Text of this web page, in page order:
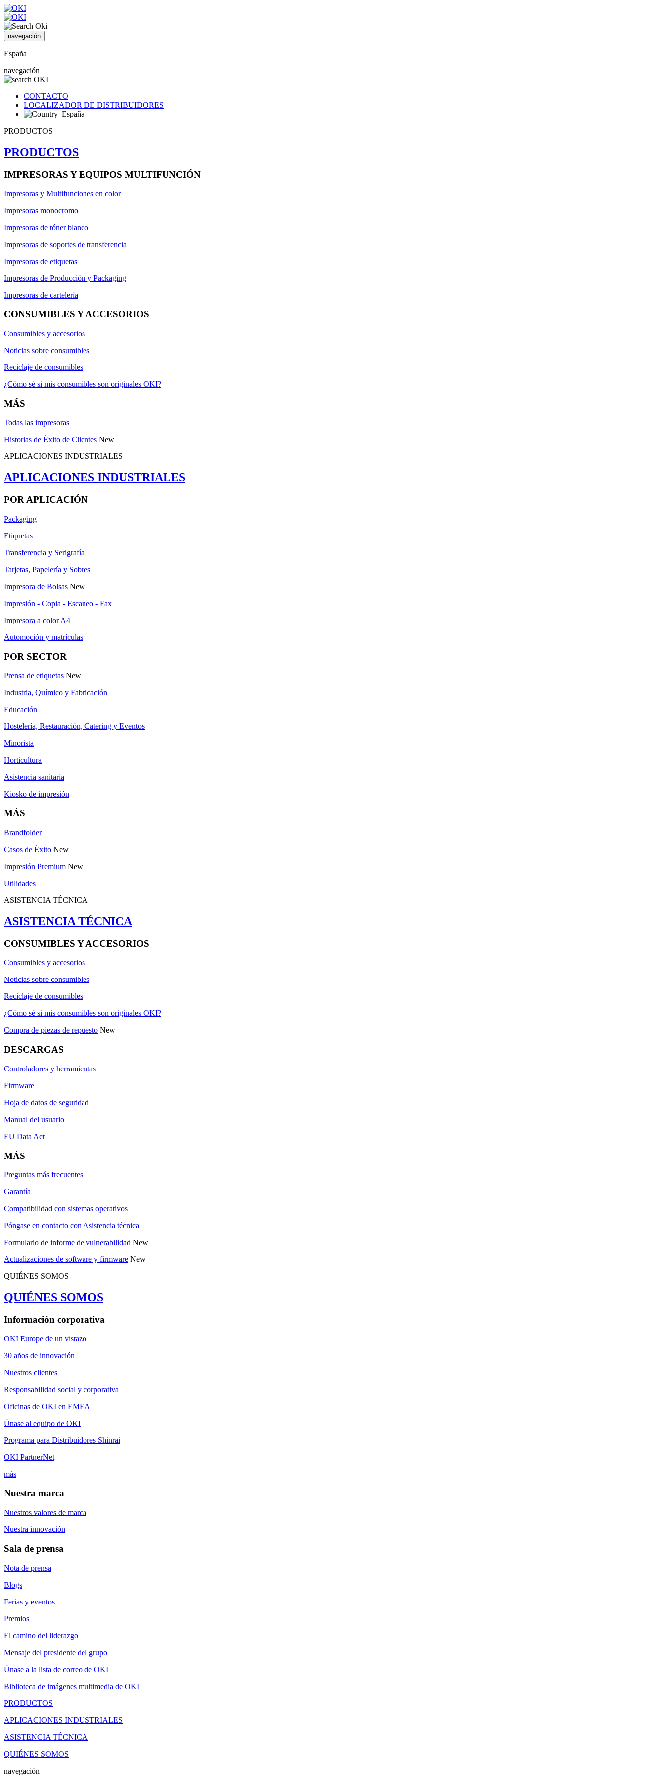
navegación
España
navegación
CONTACTO
LOCALIZADOR DE DISTRIBUIDORES
España
PRODUCTOS
PRODUCTOS
IMPRESORAS Y EQUIPOS MULTIFUNCIÓN
Impresoras y Multifunciones en color
Impresoras monocromo
Impresoras de tóner blanco
Impresoras de soportes de transferencia
Impresoras de etiquetas
Impresoras de Producción y Packaging
Impresoras de cartelería
CONSUMIBLES Y ACCESORIOS
Consumibles y accesorios
Noticias sobre consumibles
Reciclaje de consumibles
¿Cómo sé si mis consumibles son originales OKI?
MÁS
Todas las impresoras
Historias de Éxito de Clientes New
APLICACIONES INDUSTRIALES
APLICACIONES INDUSTRIALES
POR APLICACIÓN
Packaging
Etiquetas
Transferencia y Serigrafía
Tarjetas, Papelería y Sobres
Impresora de Bolsas New
Impresión - Copia - Escaneo - Fax
Impresora a color A4
Automoción y matrículas
POR SECTOR
Prensa de etiquetas New
Industria, Químico y Fabricación
Educación
Hostelería, Restauración, Catering y Eventos
Minorista
Horticultura
Asistencia sanitaria
Kiosko de impresión
MÁS
Brandfolder
Casos de Éxito New
Impresión Premium New
Utilidades
ASISTENCIA TÉCNICA
ASISTENCIA TÉCNICA
CONSUMIBLES Y ACCESORIOS
Consumibles y accesorios
Noticias sobre consumibles
Reciclaje de consumibles
¿Cómo sé si mis consumibles son originales OKI?
Compra de piezas de repuesto New
DESCARGAS
Controladores y herramientas
Firmware
Hoja de datos de seguridad
Manual del usuario
EU Data Act
MÁS
Preguntas más frecuentes
Garantía
Compatibilidad con sistemas operativos
Póngase en contacto con Asistencia técnica
Formulario de informe de vulnerabilidad New
Actualizaciones de software y firmware New
QUIÉNES SOMOS
QUIÉNES SOMOS
Información corporativa
OKI Europe de un vistazo
30 años de innovación
Nuestros clientes
Responsabilidad social y corporativa
Oficinas de OKI en EMEA
Únase al equipo de OKI
Programa para Distribuidores Shinrai
OKI PartnerNet
más
Nuestra marca
Nuestros valores de marca
Nuestra innovación
Sala de prensa
Nota de prensa
Blogs
Ferias y eventos
Premios
El camino del liderazgo
Mensaje del presidente del grupo
Únase a la lista de correo de OKI
Biblioteca de imágenes multimedia de OKI
PRODUCTOS
APLICACIONES INDUSTRIALES
ASISTENCIA TÉCNICA
QUIÉNES SOMOS
navegación